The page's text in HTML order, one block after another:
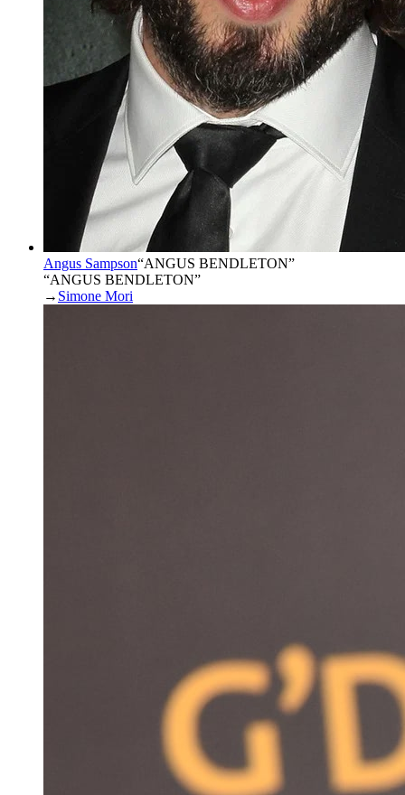
Angus Sampson“ANGUS BENDLETON”
“ANGUS BENDLETON”
→ Simone Mori